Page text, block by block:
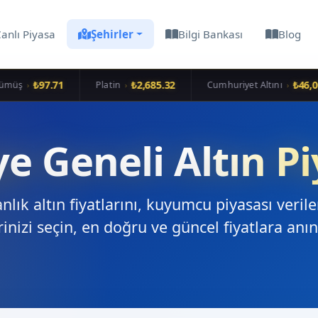
Piyasa Şehirler Bilgi Bankası Blog
› ₺97.71 Platin › ₺2,685.32 Cumhuriyet Altını ›
Geneli Altın
altın fiyatlarını, kuyumcu piyasası
seçin, en doğru ve güncel fiyatlara